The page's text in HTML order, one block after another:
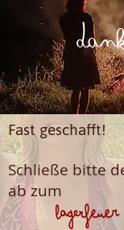
Fast geschafft!
Schließe bitte
ab zum